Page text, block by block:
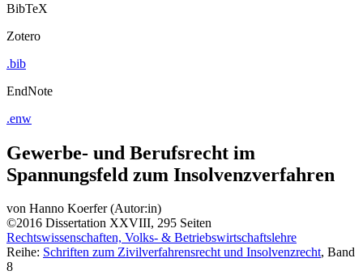
BibTeX
Zotero
.bib
EndNote
.enw
Gewerbe- und Berufsrecht im
Spannungsfeld zum Insolvenzverfahren
von Hanno Koerfer (Autor:in)
©2016 Dissertation XXVIII, 295 Seiten
Rechtswissenschaften, Volks- & Betriebswirtschaftslehre
Reihe: Schriften zum Zivilverfahrensrecht und Insolvenzrecht, Band
8